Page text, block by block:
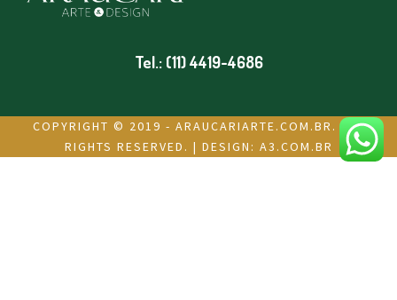
Tel.: (11) 4419-4686
COPYRIGHT © 2019 - ARAUCARIARTE.COM.BR. ALL
RIGHTS RESERVED. | DESIGN: A3.COM.BR